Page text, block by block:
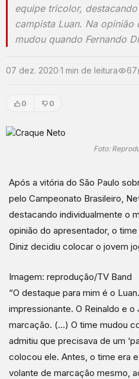
equipe tricolor,
campista Luan. Na
mudou quando Fernando
07 dez. 2020·1 min de leitura 67
0 0
Foto:
Após a vitória do São Paulo
pelo Campeonato Brasileiro,
destacando individualmente o
opinião do apresentador, o
Diniz decidiu colocar o jovem
Imagem: reprodução/TV Band
“O destaque para mim é o
impressionante. O Reinaldo e o
marcação. (…) O time mudou
admitiu que precisava de um
colocou ele. Antes, o time era
volante de marcação mesmo,